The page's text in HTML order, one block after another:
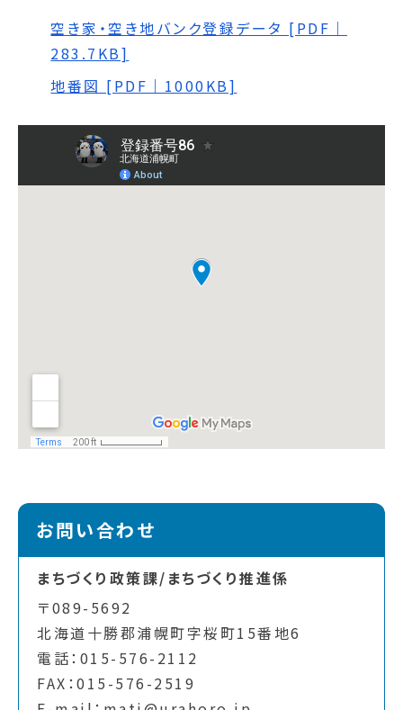
空き家・空き地バンク登録データ [PDF｜
283.7KB]
地番図 [PDF｜1000KB]
お問い合わせ
まちづくり政策課/まちづくり推進係
〒089-5692
北海道十勝郡浦幌町字桜町15番地6
電話：015-576-2112
FAX：015-576-2519